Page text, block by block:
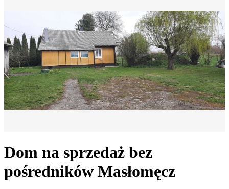
Dom na sprzedaż bez
pośredników Masłomęcz